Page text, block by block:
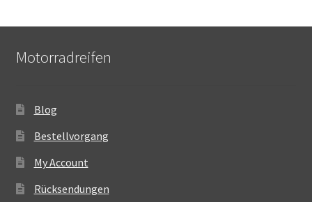
Motorradreifen
Blog
Bestellvorgang
My Account
Rücksendungen